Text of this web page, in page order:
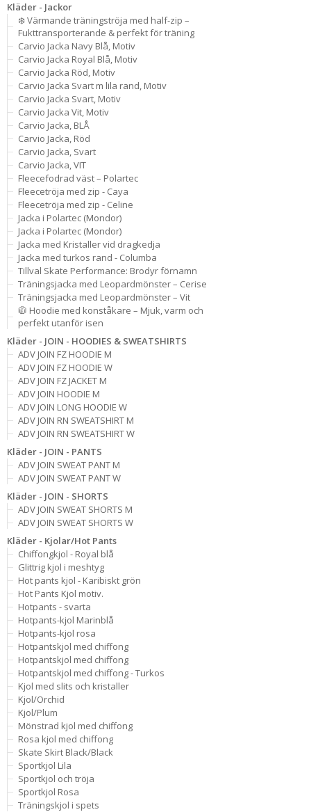
Kläder - Jackor
❄️ Värmande träningströja med half-zip –
Fukttransporterande & perfekt för träning
Carvio Jacka Navy Blå, Motiv
Carvio Jacka Royal Blå, Motiv
Carvio Jacka Röd, Motiv
Carvio Jacka Svart m lila rand, Motiv
Carvio Jacka Svart, Motiv
Carvio Jacka Vit, Motiv
Carvio Jacka, BLÅ
Carvio Jacka, Röd
Carvio Jacka, Svart
Carvio Jacka, VIT
Fleecefodrad väst – Polartec
Fleecetröja med zip - Caya
Fleecetröja med zip - Celine
Jacka i Polartec (Mondor)
Jacka i Polartec (Mondor)
Jacka med Kristaller vid dragkedja
Jacka med turkos rand - Columba
Tillval Skate Performance: Brodyr förnamn
Träningsjacka med Leopardmönster – Cerise
Träningsjacka med Leopardmönster – Vit
🧥 Hoodie med konståkare – Mjuk, varm och
perfekt utanför isen
Kläder - JOIN - HOODIES & SWEATSHIRTS
ADV JOIN FZ HOODIE M
ADV JOIN FZ HOODIE W
ADV JOIN FZ JACKET M
ADV JOIN HOODIE M
ADV JOIN LONG HOODIE W
ADV JOIN RN SWEATSHIRT M
ADV JOIN RN SWEATSHIRT W
Kläder - JOIN - PANTS
ADV JOIN SWEAT PANT M
ADV JOIN SWEAT PANT W
Kläder - JOIN - SHORTS
ADV JOIN SWEAT SHORTS M
ADV JOIN SWEAT SHORTS W
Kläder - Kjolar/Hot Pants
Chiffongkjol - Royal blå
Glittrig kjol i meshtyg
Hot pants kjol - Karibiskt grön
Hot Pants Kjol motiv.
Hotpants - svarta
Hotpants-kjol Marinblå
Hotpants-kjol rosa
Hotpantskjol med chiffong
Hotpantskjol med chiffong
Hotpantskjol med chiffong - Turkos
Kjol med slits och kristaller
Kjol/Orchid
Kjol/Plum
Mönstrad kjol med chiffong
Rosa kjol med chiffong
Skate Skirt Black/Black
Sportkjol Lila
Sportkjol och tröja
Sportkjol Rosa
Träningskjol i spets